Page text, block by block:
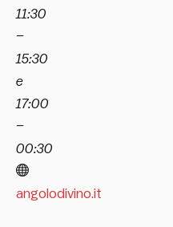
11:30
–
15:30
e
17:00
–
00:30
angolodivino.it